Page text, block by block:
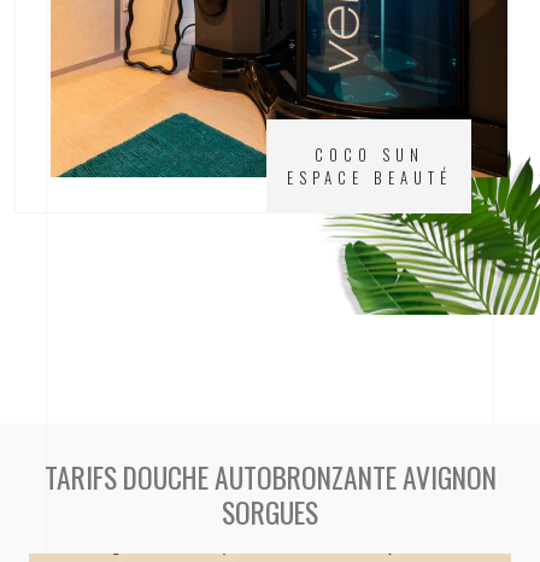
COCO SUN
ESPACE BEAUTÉ
TARIFS DOUCHE AUTOBRONZANTE AVIGNON
SORGUES